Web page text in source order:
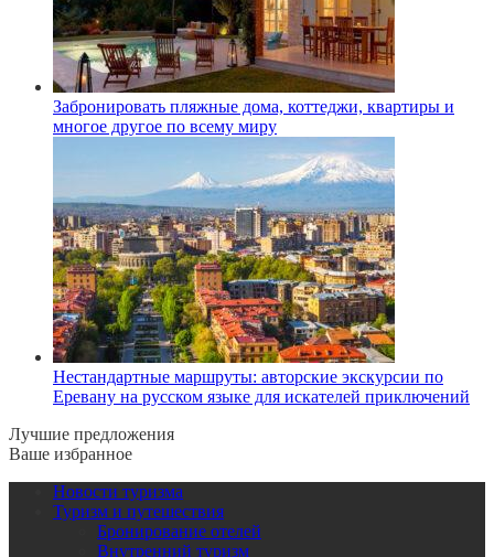
Забронировать пляжные дома, коттеджи, квартиры и
многое другое по всему миру
Нестандартные маршруты: авторские экскурсии по
Еревану на русском языке для искателей приключений
Лучшие предложения
Ваше избранное
Новости туризма
Туризм и путешествия
Бронирование отелей
Внутренний туризм